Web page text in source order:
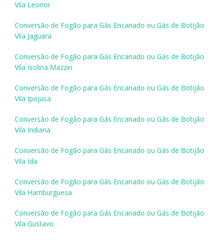
Vila Leonor
Conversão de Fogão para Gás Encanado ou Gás de Botijão
Vila Jaguara
Conversão de Fogão para Gás Encanado ou Gás de Botijão
Vila Isolina Mazzei
Conversão de Fogão para Gás Encanado ou Gás de Botijão
Vila Ipojuca
Conversão de Fogão para Gás Encanado ou Gás de Botijão
Vila Indiana
Conversão de Fogão para Gás Encanado ou Gás de Botijão
Vila Ida
Conversão de Fogão para Gás Encanado ou Gás de Botijão
Vila Hamburguesa
Conversão de Fogão para Gás Encanado ou Gás de Botijão
Vila Gustavo